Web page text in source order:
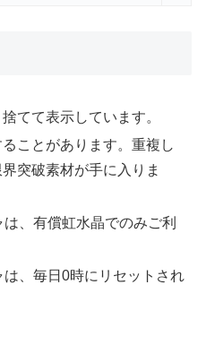
てて表示しています。
ことがあります。重複し
突破素材が手に入りま
、有償虹水晶でのみご利
、毎日0時にリセットされ